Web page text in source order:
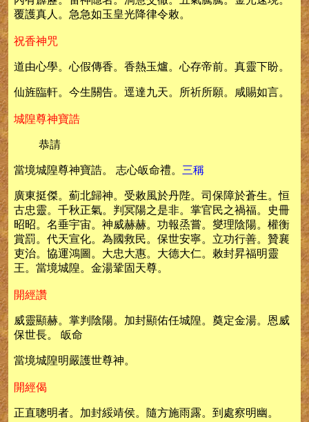
覆護真人。急急如玉皇光降律令敕。
祝香神咒
道由心學。心假傳香。香熱玉爐。心存帝前。真靈下盼。
仙旌臨軒。今生關告。逕達九天。所祈所願。咸賜如言。
城隍尊神寶誥
恭請
當境城隍尊神寶誥。 志心皈命禮。 三稱
廣東挺傑。薊北歸神。受敕風於丹陛。司保障於蒼生。恒
古忠靈。千秋正氣。判冥陽之是非。掌官民之禍福。史冊
昭昭。名垂宇宙。神威赫赫。功報烝嘗。燮理陰陽。權衡
賞罰。代天宣化。為國救民。保世安寧。立功行善。贊襄
吏治。協運鴻圖。大忠大惠。大德大仁。敕封昇福明靈
王。當境城隍。金湯鞏固天尊。
開經讚
威靈顯赫。掌判陰陽。加封顯佑任城隍。奠定金湯。恩威
保世長。 皈命
當境城隍明嚴護世尊神。
開經偈
正直聰明者。加封綏靖侯。隨方施雨露。到處察明幽。